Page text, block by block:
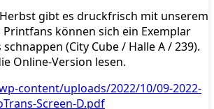
gibt es druckfrisch mit unserem
Printfans können sich ein Exemplar
(City Cube / Halle A / 239).
Online-Version lesen.
content/uploads/2022/10/09-2022-
Screen-D.pdf